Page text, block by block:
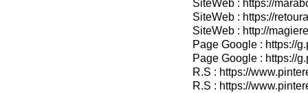
SiteWeb : https://
SiteWeb : https://
SiteWeb : http://
Page Google : https://
Page Google : https://
R.S : https://
R.S : https://